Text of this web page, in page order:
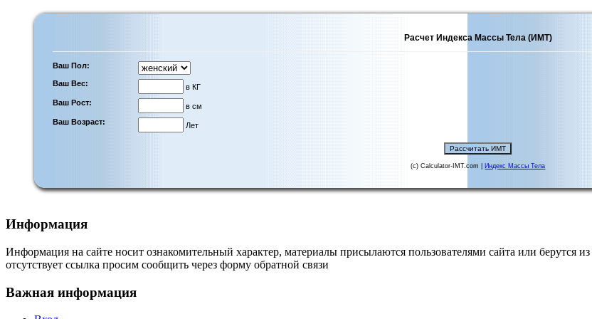
Расчет Индекса Массы Тела (ИМТ)
Ваш Пол:
Ваш Вес:
в КГ
Ваш Рост:
в см
Ваш Возраст:
Лет
(c) Calculator-IMT.com | Индекс Массы Тела
Информация
Информация на сайте носит ознакомительный характер, материалы присылаются пользователями сайта или берутся
отсутствует ссылка просим сообщить через форму обратной связи
Важная информация